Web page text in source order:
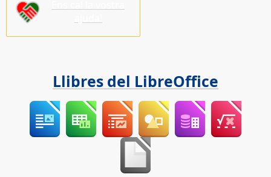
Llibres del LibreOffice